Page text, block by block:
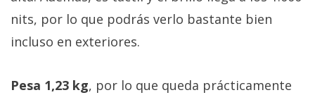
nits, por lo que podrás verlo bastante bien
incluso en exteriores.
Pesa 1,23 kg, por lo que queda prácticamente